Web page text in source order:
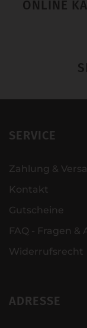
ONLINE
SERVICE
Zahlung &
Kontakt
Gutscheine
FAQ - Fragen
Widerrufsrecht
ADRESSE